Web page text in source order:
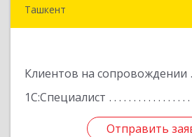
Ташкент
Клиентов на сопровождении
1С:Специалист
Отправить
Отправить